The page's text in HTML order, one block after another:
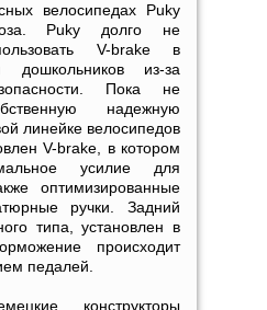
велосипедах Puky
Puky долго не
V-brake в
дошкольников из-за
Пока не
надежную
линейке велосипедов
V-brake, в котором
усилие для
оптимизированные
ручки. Задний
типа, установлен в
происходит
педалей.
конструкторы